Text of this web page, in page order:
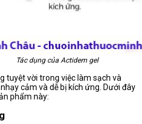
Tác dụng của Actidem gel
tuyệt vời trong việc làm sạch và
cảm và dễ bị kích ứng. Dưới đây
phẩm này: